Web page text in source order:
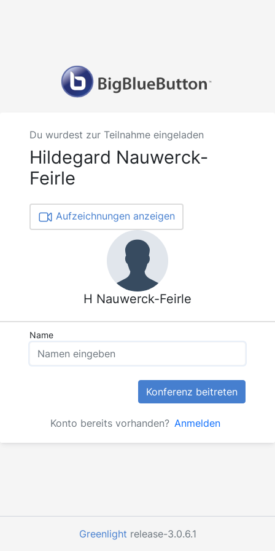
Du wurdest zur Teilnahme eingeladen
Hildegard Nauwerck-
Feirle
Aufzeichnungen anzeigen
H Nauwerck-Feirle
Name
Konferenz beitreten
Konto bereits vorhanden? Anmelden
Greenlight release-3.0.6.1